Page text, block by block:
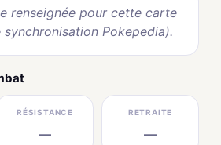
renseignée pour cette carte
Pokepedia).
RÉSISTANCE
—
RETRAITE
—